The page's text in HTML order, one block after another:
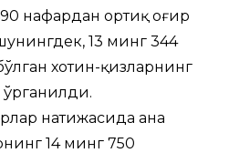
нафардан ортиқ оғир
13 минг 344
хотин-қизларнинг
натижасида ана
14 минг 750